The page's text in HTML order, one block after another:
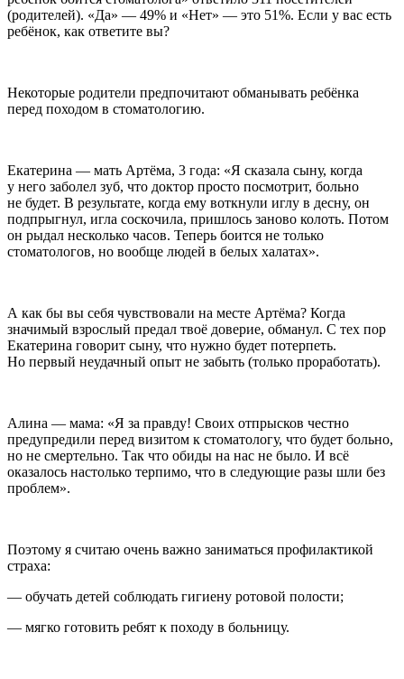
(родителей). «Да» — 49% и «Нет» — это 51%. Если у вас есть
ребёнок, как ответите вы?
Некоторые родители предпочитают обманывать ребёнка
перед походом в стоматологию.
Екатерина — мать Артёма, 3 года: «Я сказала сыну, когда
у него заболел зуб, что доктор просто посмотрит, больно
не будет. В результате, когда ему воткнули иглу в десну, он
подпрыгнул, игла соскочила, пришлось заново колоть. Потом
он рыдал несколько часов. Теперь боится не только
стоматологов, но вообще людей в белых халатах».
А как бы вы себя чувствовали на месте Артёма? Когда
значимый взрослый предал твоё доверие, обманул. С тех пор
Екатерина говорит сыну, что нужно будет потерпеть.
Но первый неудачный опыт не забыть (только проработать).
Алина — мама: «Я за правду! Своих отпрысков честно
предупредили перед визитом к стоматологу, что будет больно,
но не смертельно. Так что обиды на нас не было. И всё
оказалось настолько терпимо, что в следующие разы шли без
проблем».
Поэтому я считаю очень важно заниматься профилактикой
страха:
— обучать детей соблюдать гигиену ротовой полости;
— мягко готовить ребят к походу в больницу.